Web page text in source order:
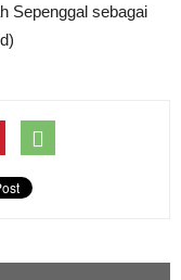
Sepenggal sebagai